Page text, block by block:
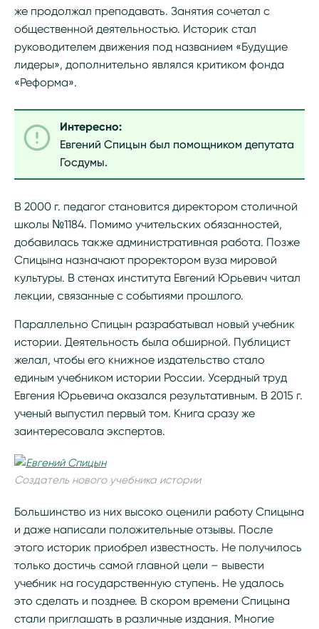
же продолжал преподавать. Занятия сочетал с
общественной деятельностью. Историк стал
руководителем движения под названием «Будущие
лидеры», дополнительно являлся критиком фонда
«Реформа».
Интересно:
Евгений Спицын был помощником депутата
Госдумы.
В 2000 г. педагог становится директором столичной
школы №1184. Помимо учительских обязанностей,
добавилась также административная работа. Позже
Спицына назначают проректором вуза мировой
культуры. В стенах института Евгений Юрьевич читал
лекции, связанные с событиями прошлого.
Параллельно Спицын разрабатывал новый учебник
истории. Деятельность была обширной. Публицист
желал, чтобы его книжное издательство стало
единым учебником истории России. Усердный труд
Евгения Юрьевича оказался результативным. В 2015 г.
ученый выпустил первый том. Книга сразу же
заинтересовала экспертов.
Создатель нового учебника истории
Большинство из них высоко оценили работу Спицына
и даже написали положительные отзывы. После
этого историк приобрел известность. Не получилось
только достичь самой главной цели – вывести
учебник на государственную ступень. Не удалось
это сделать и позднее. В скором времени Спицына
стали приглашать в различные издания. Многие